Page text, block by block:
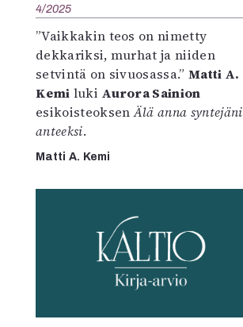
4/2025
”Vaikkakin teos on nimetty
dekkariksi, murhat ja niiden
setvintä on sivuosassa.”Matti A.
Kemi luki Aurora Sainion
esikoisteoksenÄlä anna syntejäni
anteeksi.
Matti A. Kemi